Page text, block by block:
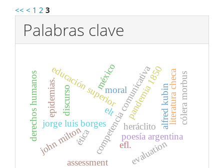
<< < 1 2 3
Palabras clave
discurso competencia comunicativa
educación superior
jorge luis borges heráclito
john milton poesía argentina
derechos humanos ética
moral
méxico
alfred kubinliteratura checa
assessment evaluation
elt
efl.
cólera morbus
pandemia 1850
epidemias.